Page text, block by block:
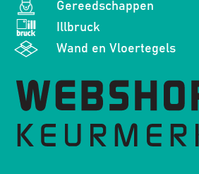
Gereedschappen
Illbruck
Wand en Vloertegels